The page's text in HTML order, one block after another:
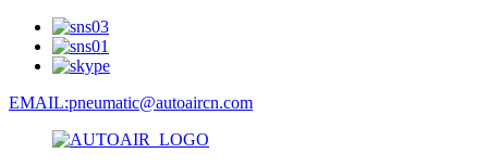
EMAIL:pneumatic@autoaircn.com